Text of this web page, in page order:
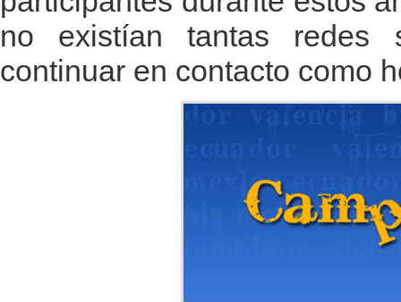
no existían tantas redes
continuar en contacto como